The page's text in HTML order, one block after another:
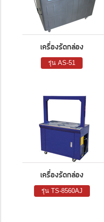
เครื่องรัดกล่อง
รุ่น AS-51
เครื่องรัดกล่อง
รุ่น TS-8560AJ